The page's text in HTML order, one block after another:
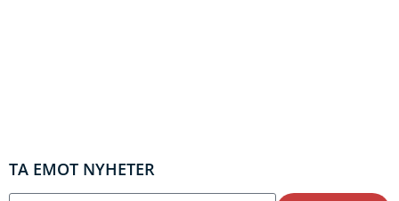
TA EMOT NYHETER